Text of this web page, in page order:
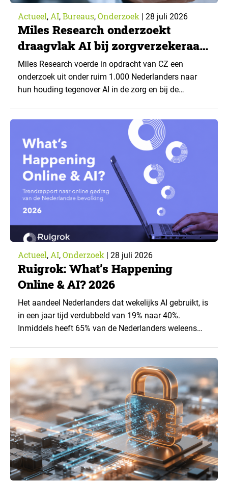
Actueel, AI, Bureaus, Onderzoek | 28 juli 2026
Miles Research onderzoekt
draagvlak AI bij zorgverzekeraar
CZ
Miles Research voerde in opdracht van CZ een
onderzoek uit onder ruim 1.000 Nederlanders naar
hun houding tegenover AI in de zorg en bij de
toepassingen, en waar trekken zij een grens? Dit
artikel is aangeleverd door kennispartner Miles
Research. ▼ De uitkomsten zijn…
Actueel, AI, Onderzoek | 28 juli 2026
Ruigrok: What’s Happening
Online & AI? 2026
Het aandeel Nederlanders dat wekelijks AI gebruikt, is
in een jaar tijd verdubbeld van 19% naar 40%.
Inmiddels heeft 65% van de Nederlanders weleens
van What’s Happening Online & AI? 2026, het
jaarlijkse trendrapport van Ruigrok onderzoek &
advies over…